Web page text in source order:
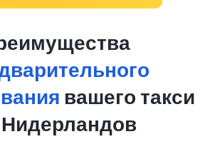
вашего такси
Нидерландов